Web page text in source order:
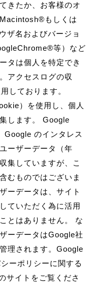
きたか、お客様のオ
もしくは
ザ名およびバージョ
等）など
タは個人を特定でき
アクセスログの収
しております。
）を使用し、個人
します。 Google
Google のインタレス
ーザーデータ（年
集していますが、こ
むものではございま
ーデータは、サイト
ていただく為に活用
とはありません。 な
ーデータはGoogle社
理されます。Google
ーポリシーに関する
サイトをご覧くださ